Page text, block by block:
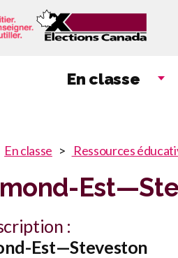
En classe
En classe Ressources
:
Est—Steveston